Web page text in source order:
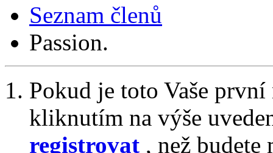
Seznam členů
Passion.
Pokud je toto Vaše
kliknutím na výše
registrovat , než